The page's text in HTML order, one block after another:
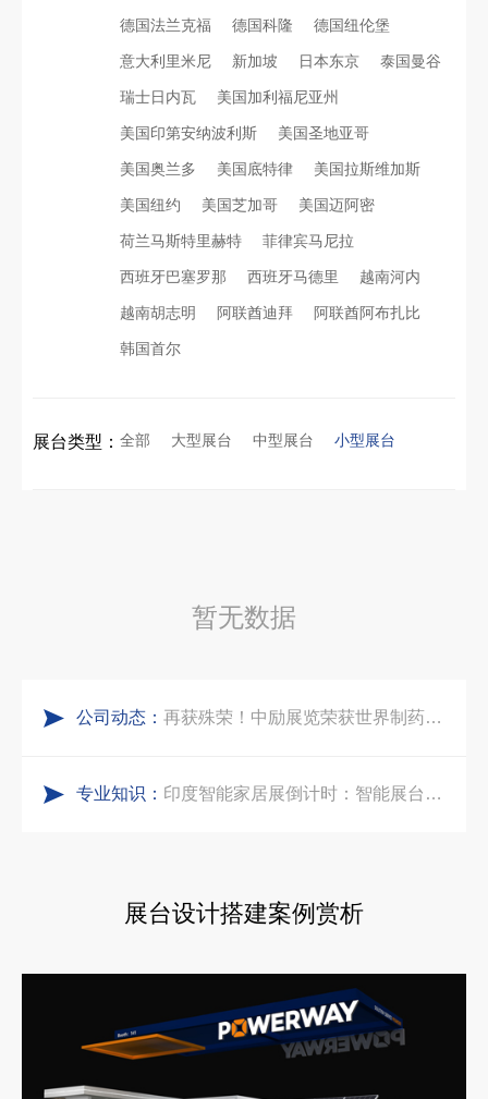
德国法兰克福 德国科隆 德国纽伦堡
意大利里米尼 新加坡 日本东京 泰国曼谷
瑞士日内瓦 美国加利福尼亚州
美国印第安纳波利斯 美国圣地亚哥
美国奥兰多 美国底特律 美国拉斯维加斯
美国纽约 美国芝加哥 美国迈阿密
荷兰马斯特里赫特 菲律宾马尼拉
西班牙巴塞罗那 西班牙马德里 越南河内
越南胡志明 阿联酋迪拜 阿联酋阿布扎比
韩国首尔
展台类型： 全部 大型展台 中型展台 小型展台
暂无数据
公司动态： 再获殊荣！中励展览荣获世界制药原料中国展可持续金奖
看得见的品质：人民网对中励展览的采访报道
专业知识：
沙特阿拉伯跨境氢能展全流程展台验收现场｜避坑验收指南
印度智能家居展倒计时：智能展台设计区的3个致命陷阱与破局公式
展台设计搭建案例赏析